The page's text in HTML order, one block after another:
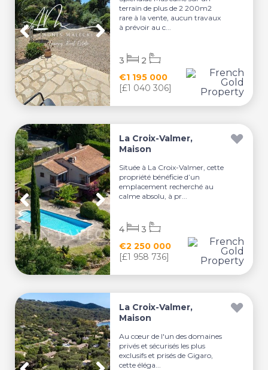
terrain de plus de 2 200m2
rare à la vente, aucun travaux
à prévoir au c...
€1 195 000
[£1 040 306]
3 2
La Croix-Valmer,
Maison
Située à La Croix-Valmer, cette
propriété bénéficie d’un
emplacement recherché au
calme absolu, à pr...
€2 250 000
[£1 958 736]
4 3
La Croix-Valmer,
Maison
Au cœur de l'un des domaines
privés et sécurisés les plus
exclusifs et prisés de Gigaro,
cette éléga...